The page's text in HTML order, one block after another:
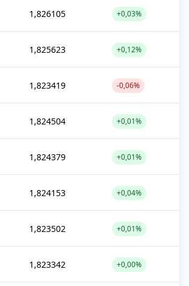
1,826105 +0,03%
1,825623 +0,12%
1,823419 -0,06%
1,824504 +0,01%
1,824379 +0,01%
1,824153 +0,04%
1,823502 +0,01%
1,823342 +0,00%